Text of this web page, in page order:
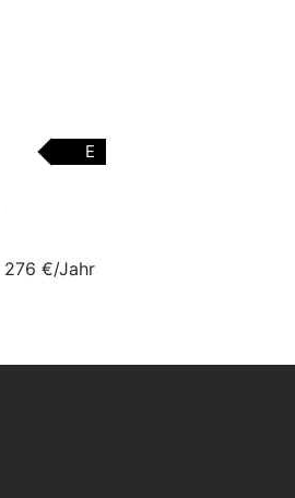
E
276 €/Jahr